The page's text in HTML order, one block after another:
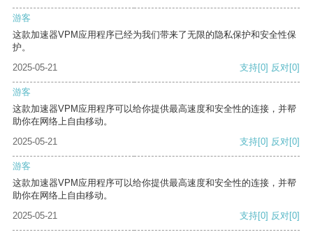
游客
这款加速器VPM应用程序已经为我们带来了无限的隐私保护和安全性保
护。
2025-05-21
支持[0] 反对[0]
游客
这款加速器VPM应用程序可以给你提供最高速度和安全性的连接，并帮
助你在网络上自由移动。
2025-05-21
支持[0] 反对[0]
游客
这款加速器VPM应用程序可以给你提供最高速度和安全性的连接，并帮
助你在网络上自由移动。
2025-05-21
支持[0] 反对[0]